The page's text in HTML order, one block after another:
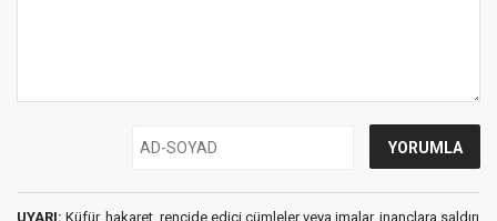
UYARI: Küfür, hakaret, rencide edici cümleler veya imalar, inançlara saldırı